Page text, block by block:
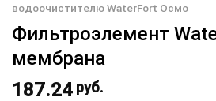
водоочистителю WaterFort Осмо
Фильтроэлемент
мембрана
187.24 руб.